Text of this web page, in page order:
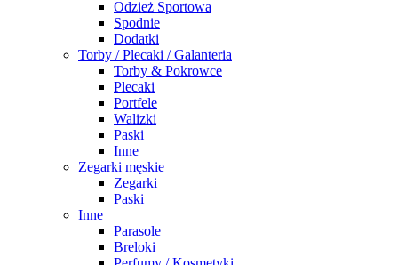
Odzież Sportowa
Spodnie
Dodatki
Torby / Plecaki / Galanteria
Torby & Pokrowce
Plecaki
Portfele
Walizki
Paski
Inne
Zegarki męskie
Zegarki
Paski
Inne
Parasole
Breloki